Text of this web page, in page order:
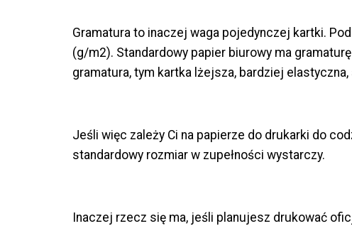
Gramatura to inaczej waga pojedynczej kartki.
(g/m2). Standardowy papier biurowy ma
gramatura, tym kartka lżejsza, bardziej
Jeśli więc zależy Ci na papierze do drukarki do
standardowy rozmiar w zupełności wystarczy.
Inaczej rzecz się ma, jeśli planujesz drukować